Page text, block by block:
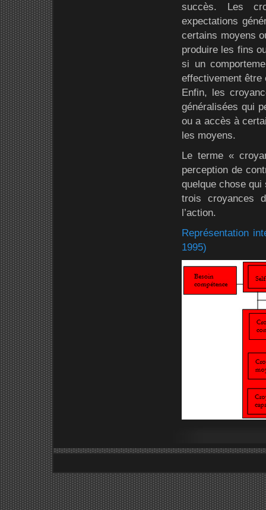
succès. Les
expectations
certains moyens
produire les fins
si un
effectivement être
Enfin, les
généralisées qui
ou a accès à
les moyens.
Le terme «
perception de
quelque chose qui
trois croyances
l’action.
Représentation
1995)